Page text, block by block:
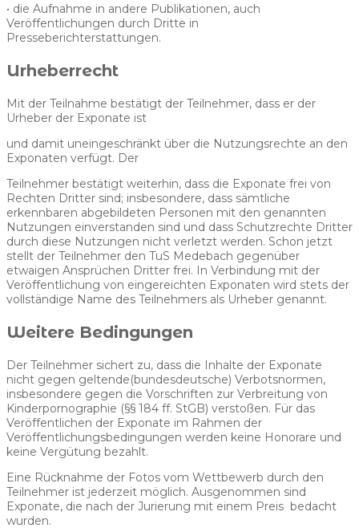
• die Aufnahme in andere Publikationen, auch
Veröffentlichungen durch Dritte in
Presseberichterstattungen.
Urheberrecht
Mit der Teilnahme bestätigt der Teilnehmer, dass er der
Urheber der Exponate ist
und damit uneingeschränkt über die Nutzungsrechte an den
Exponaten verfügt. Der
Teilnehmer bestätigt weiterhin, dass die Exponate frei von
Rechten Dritter sind; insbesondere, dass sämtliche
erkennbaren abgebildeten Personen mit den genannten
Nutzungen einverstanden sind und dass Schutzrechte Dritter
durch diese Nutzungen nicht verletzt werden. Schon jetzt
stellt der Teilnehmer den TuS Medebach gegenüber
etwaigen Ansprüchen Dritter frei. In Verbindung mit der
Veröffentlichung von eingereichten Exponaten wird stets der
vollständige Name des Teilnehmers als Urheber genannt.
Weitere Bedingungen
Der Teilnehmer sichert zu, dass die Inhalte der Exponate
nicht gegen geltende(bundesdeutsche) Verbotsnormen,
insbesondere gegen die Vorschriften zur Verbreitung von
Kinderpornographie (§§ 184 ff. StGB) verstoßen. Für das
Veröffentlichen der Exponate im Rahmen der
Veröffentlichungsbedingungen werden keine Honorare und
keine Vergütung bezahlt.
Eine Rücknahme der Fotos vom Wettbewerb durch den
Teilnehmer ist jederzeit möglich. Ausgenommen sind
Exponate, die nach der Jurierung mit einem Preis bedacht
wurden.